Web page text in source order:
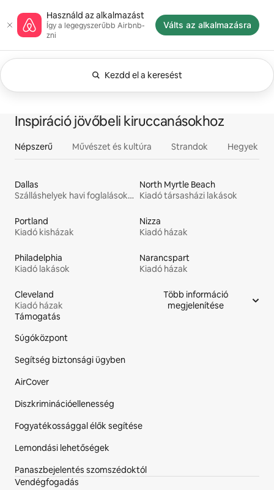
tartalomra
Az Airbnb kezdőlapja
Használd az alkalmazást
Így a legegyszerűbb Airbnb-
zni
Válts az alkalmazásra
Kezdd el a keresést
Jelenleg Bármikor kritérium jelenik meg.
Minden
Otthonok Élményprogramok
Inspiráció jövőbeli kiruccanásokhoz
Népszerű Művészet és kultúra Strandok Hegyek
Dallas
Szálláshelyek havi foglalásokhoz
North Myrtle Beach
Kiadó társasházi lakások
Portland
Kiadó kisházak
Nizza
Kiadó házak
Philadelphia
Kiadó lakások
Narancspart
Kiadó házak
Cleveland
Kiadó házak
Több információ
megjelenítése
Az oldal lábléce
Támogatás
Súgóközpont
Segítség biztonsági ügyben
AirCover
Diszkriminációellenesség
Fogyatékossággal élők segítése
Lemondási lehetőségek
Panaszbejelentés szomszédoktól
Vendégfogadás